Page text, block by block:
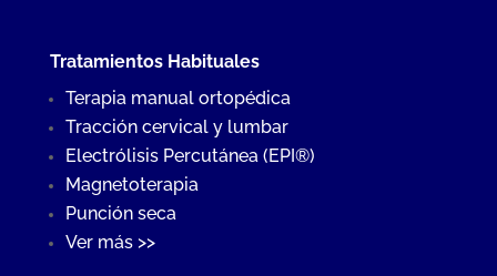
Tratamientos Habituales
Terapia manual ortopédica
Tracción cervical y lumbar
Electrólisis Percutánea (EPI®)
Magnetoterapia
Punción seca
Ver más >>